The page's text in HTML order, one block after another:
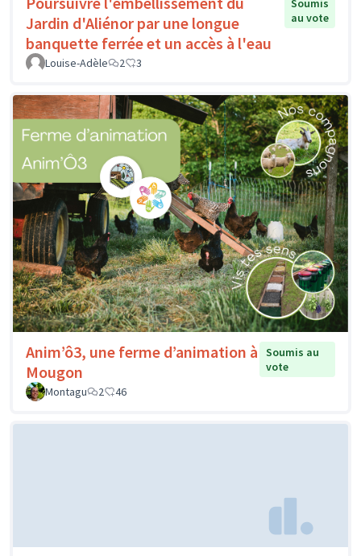
Jardin d'Aliénor par une longue
banquette ferrée et un accès à l'eau
Soumis
au vote
Louise-Adèle 2 3
Anim’ô3, une ferme d’animation à
Mougon
Soumis au
vote
Montagu
2 46